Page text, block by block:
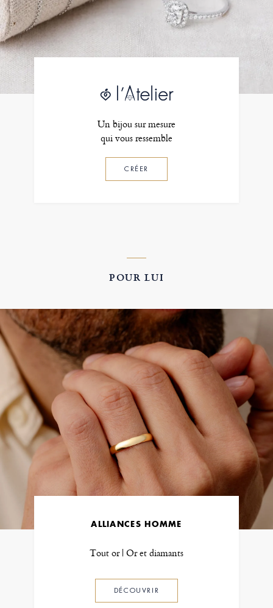
Un bijou sur mesure
qui vous ressemble
CRÉER
POUR LUI
ALLIANCES HOMME
Tout or | Or et diamants
DÉCOUVRIR